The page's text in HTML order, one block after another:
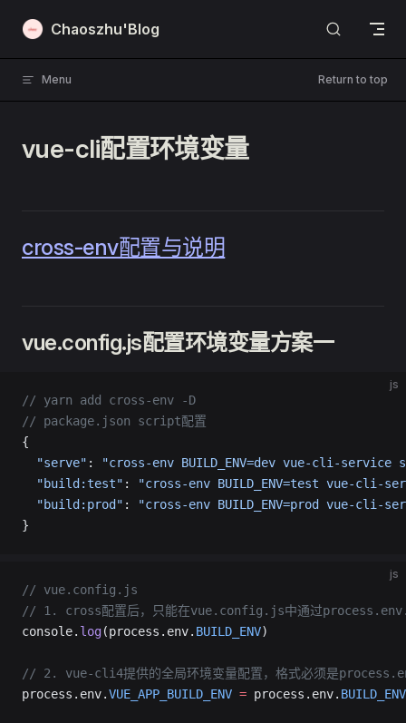
Skip to content
Chaoszhu'Blog
Menu Return to top
vue-cli配置环境变量
cross-env配置与说明
vue.config.js配置环境变量方案一
js
// yarn add cross-env -D
// package.json script配置
{
  "serve"
:
"cross-env BUILD_ENV=dev vue-cli-service
  "build:test"
:
"cross-env BUILD_ENV=test vue-cli-
  "build:prod"
:
"cross-env BUILD_ENV=prod vue-cli-
}
js
// vue.config.js
// 1. cross配置后，只能在vue.config.js中通过
console. log(process.env. BUILD_ENV)
// 2. vue-cli4提供的全局环境变量配置，格式必须是
process.env.VUE_APP_BUILD_ENV = process.env. BUILD_ENV